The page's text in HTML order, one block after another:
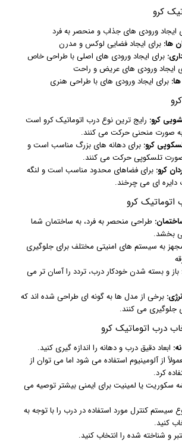
کرو
ایجاد ورودی های جذاب و منحصر به فرد
ها: برای ایجاد فضایی لوکس و مدرن
برای ایجاد ورودی های اصلی با طراحی خاص
ایجاد ورودی های عریض و راحت
برای ایجاد ورودی های با طراحی هنری
کرو: رایج ترین نوع درب اتوماتیک کرو است
صورت منحنی حرکت می کنند.
کرو: برای دهانه های بزرگ مناسب است و
تلسکوپی حرکت می کنند.
کرو: برای فضاهای محدود مناسب است و لنگه
ای می چرخند.
اتوماتیک کرو
طراحی منحصر به فرد، به ساختمان شما
بخشد.
به سیستم های امنیتی مختلف برای جلوگیری
باز و بسته شدن خودکار درب، تردد را آسان تر می
برخی از مدل ها به گونه ای طراحی شده اند که
جلوگیری می کنند.
درب اتوماتیک کرو
ابعاد دقیق درب و دهانه را اندازه گیری کنید.
از آلومینیوم استفاده می شود اما می توان از
کرد.
سکوریت یا لمینیت برای ایمنی بیشتر توصیه می
سیستم کنترل مورد استفاده در درب را با توجه به
کنید.
و شناخته شده را انتخاب کنید.